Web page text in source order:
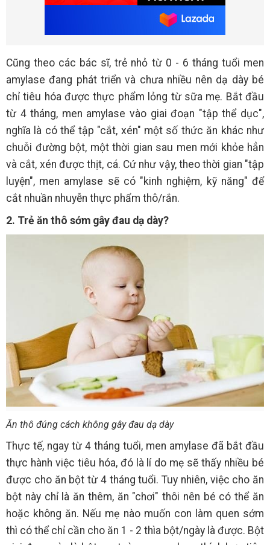
Cũng theo các bác sĩ, trẻ nhỏ từ 0 - 6 tháng tuổi men
amylase đang phát triển và chưa nhiều nên dạ dày bé
chỉ tiêu hóa được thực phẩm lỏng từ sữa mẹ. Bắt đầu
từ 4 tháng, men amylase vào giai đoạn "tập thể dục",
nghĩa là có thể tập "cắt, xén" một số thức ăn khác như
chuỗi đường bột, một thời gian sau men mới khỏe hẳn
và cắt, xén được thịt, cá. Cứ như vậy, theo thời gian "tập
luyện", men amylase sẽ có "kinh nghiệm, kỹ năng" để
cắt nhuần nhuyễn thực phẩm thô/rắn.
2. Trẻ ăn thô sớm gây đau dạ dày?
Ăn thô đúng cách không gây đau dạ dày
Thực tế, ngay từ 4 tháng tuổi, men amylase đã bắt đầu
thực hành việc tiêu hóa, đó là lí do mẹ sẽ thấy nhiều bé
được cho ăn bột từ 4 tháng tuổi. Tuy nhiên, việc cho ăn
bột này chỉ là ăn thêm, ăn "chơi" thôi nên bé có thể ăn
hoặc không ăn. Nếu mẹ nào muốn con làm quen sớm
thì có thể chỉ cần cho ăn 1 - 2 thìa bột/ngày là được. Bột